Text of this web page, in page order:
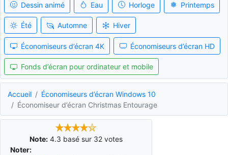
Dessin animé Eau Horloge Printemps
Été Automne Hiver
Économiseurs d’écran 4K Économiseurs d’écran HD
Fonds d’écran pour ordinateur et mobile
Accueil
Économiseurs d’écran Windows 10
Économiseur d’écran Christmas Entourage
Note: 4.3 basé sur 32votes
Noter: